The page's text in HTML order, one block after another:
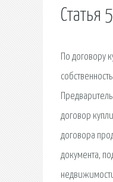
Статья
По
договор
договора
документа,